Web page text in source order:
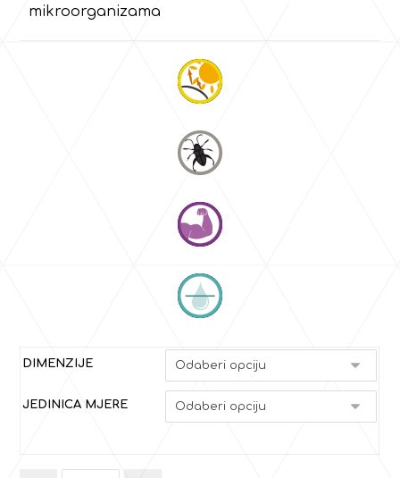
mikroorganizama
DIMENZIJE
JEDINICA MJERE